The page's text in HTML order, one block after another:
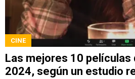
CINE
Las mejores 10 películas
2024, según un estudio